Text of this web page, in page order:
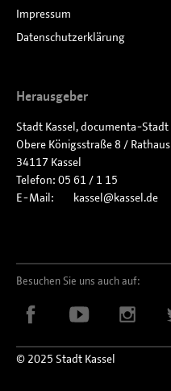
Impressum
Datenschutzerklärung
Herausgeber
Stadt Kassel, documenta-Stadt
Obere Königsstraße 8 / Rathaus
34117 Kassel
Telefon: 05 61 / 1 15
E-Mail:
kassel kassel de
Besuchen Sie uns auch auf:
© 2025 Stadt Kassel